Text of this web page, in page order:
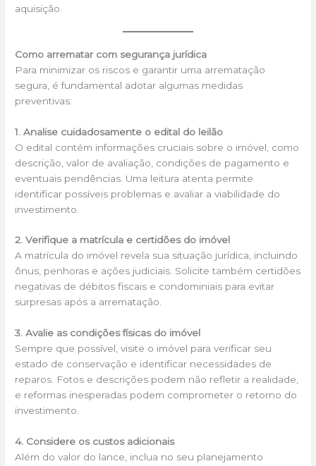
aquisição.
Como arrematar com segurança jurídica
Para minimizar os riscos e garantir uma arrematação
segura, é fundamental adotar algumas medidas
preventivas:
1. Analise cuidadosamente o edital do leilão
O edital contém informações cruciais sobre o imóvel, como
descrição, valor de avaliação, condições de pagamento e
eventuais pendências. Uma leitura atenta permite
identificar possíveis problemas e avaliar a viabilidade do
investimento.
2. Verifique a matrícula e certidões do imóvel
A matrícula do imóvel revela sua situação jurídica, incluindo
ônus, penhoras e ações judiciais. Solicite também certidões
negativas de débitos fiscais e condominiais para evitar
surpresas após a arrematação.
3. Avalie as condições físicas do imóvel
Sempre que possível, visite o imóvel para verificar seu
estado de conservação e identificar necessidades de
reparos. Fotos e descrições podem não refletir a realidade,
e reformas inesperadas podem comprometer o retorno do
investimento.
4. Considere os custos adicionais
Além do valor do lance, inclua no seu planejamento